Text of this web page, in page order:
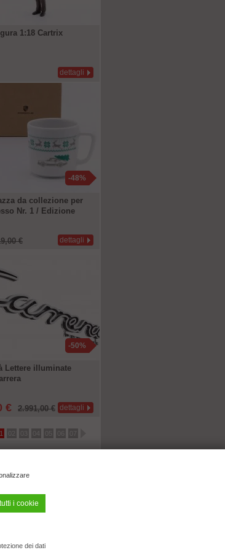
1:18 Cartrix
dettagli
-48%
da collezione per
Nr. 1 / Edizione
€ dettagli
-50%
Lettere illuminate
€ 2.991,00 € dettagli
i cookie
dei dati